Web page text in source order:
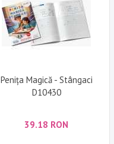
Penița Magică - Stângaci
D10430
39.18 RON